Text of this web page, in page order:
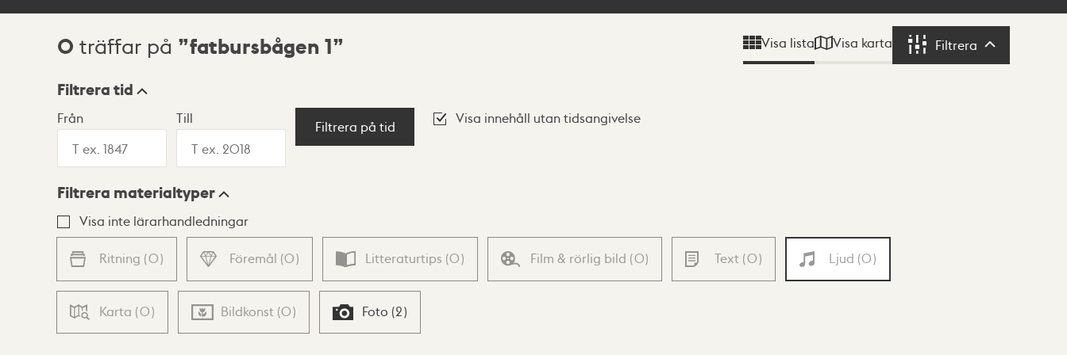
Sökresultat
0 träffar på fatbursbågen 1 Visa lista Visa karta Filtrera Filtrera
Visningsläge
Lista Karta
Filtrera tid
Från Till
Filtrera på tid
Visa innehåll utan tidsangivelse
Filtrera materialtyper
Visa inte lärarhandledningar
Ritning (0) Föremål (0) Litteraturtips (0) Film & rörlig bild (0) Text (0) Ljud (0)
Karta (0) Bildkonst (0) Foto (2)